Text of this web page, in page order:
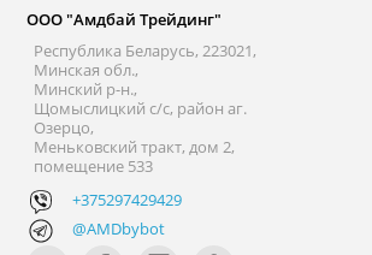
ООО "Амдбай Трейдинг"
Республика Беларусь, 223021,
Минская обл.,
Минский р-н.,
Щомыслицкий с/с, район аг.
Озерцо,
Меньковский тракт, дом 2,
помещение 533
+375297429429
@AMDbybot